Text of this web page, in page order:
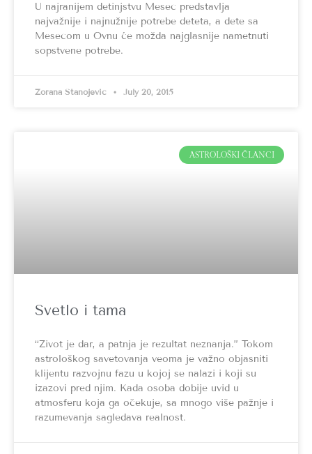
U najranijem detinjstvu Mesec predstavlja
najvažnije i najnužnije potrebe deteta, a dete sa
Mesecom u Ovnu će možda najglasnije nametnuti
sopstvene potrebe.
Zorana Stanojević July 20, 2015
ASTROLOŠKI ČLANCI
Svetlo i tama
“Život je dar, a patnja je rezultat neznanja.” Tokom
astrološkog savetovanja veoma je važno objasniti
klijentu razvojnu fazu u kojoj se nalazi i koji su
izazovi pred njim. Kada osoba dobije uvid u
atmosferu koja ga očekuje, sa mnogo više pažnje i
razumevanja sagledava realnost.